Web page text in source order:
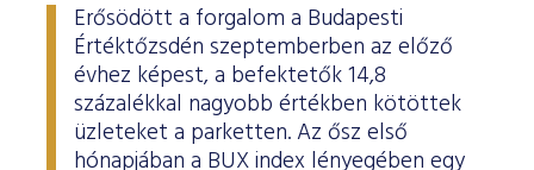
Erősödött a forgalom a Budapesti
Értéktőzsdén szeptemberben az előző
évhez képest, a befektetők 14,8
százalékkal nagyobb értékben kötöttek
üzleteket a parketten. Az ősz első
hónapjában a BUX index lényegében egy